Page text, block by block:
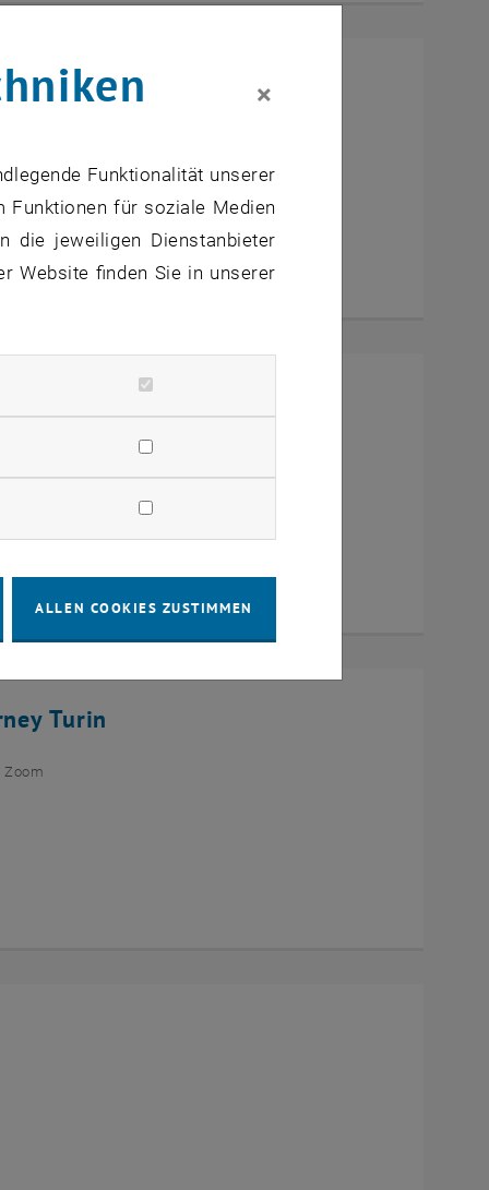
Turin
Zoom
×
Funktionalität unserer
Funktionen für soziale Medien
die jeweiligen Dienstanbieter
Website finden Sie in unserer
ALLEN COOKIES ZUSTIMMEN